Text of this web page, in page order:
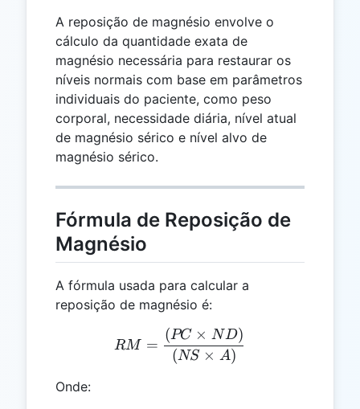
A reposição de magnésio envolve o
cálculo da quantidade exata de
magnésio necessária para restaurar os
níveis normais com base em parâmetros
individuais do paciente, como peso
corporal, necessidade diária, nível atual
de magnésio sérico e nível alvo de
magnésio sérico.
Fórmula de Reposição de
Magnésio
A fórmula usada para calcular a
reposição de magnésio é:
RM = \frac{(PC \times
RM =
(NS × A)
(PC × ND)
Onde: